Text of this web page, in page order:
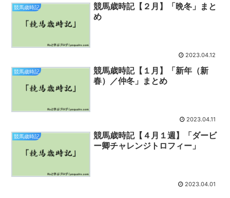
競馬歳時記
競馬歳時記【２月】「晩冬」まと
め
2023.04.12
競馬歳時記
競馬歳時記【１月】「新年（新
春）／仲冬」まとめ
2023.04.11
競馬歳時記
競馬歳時記【４月１週】「ダービ
ー卿チャレンジトロフィー」
2023.04.01